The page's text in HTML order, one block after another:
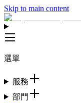
Skip to main content
選單
服務
部門